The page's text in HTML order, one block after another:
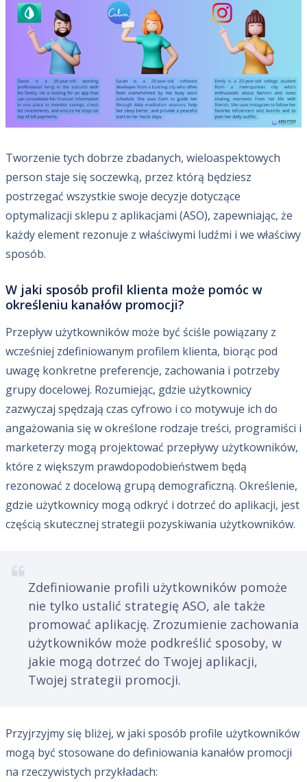
Tworzenie tych dobrze zbadanych, wieloaspektowych
person staje się soczewką, przez którą będziesz
postrzegać wszystkie swoje decyzje dotyczące
optymalizacji sklepu z aplikacjami (ASO), zapewniając, że
każdy element rezonuje z właściwymi ludźmi i we właściwy
sposób.
W jaki sposób profil klienta może pomóc w
określeniu kanałów promocji?
Przepływ użytkowników może być ściśle powiązany z
wcześniej zdefiniowanym profilem klienta, biorąc pod
uwagę konkretne preferencje, zachowania i potrzeby
grupy docelowej. Rozumiejąc, gdzie użytkownicy
zazwyczaj spędzają czas cyfrowo i co motywuje ich do
angażowania się w określone rodzaje treści, programiści i
marketerzy mogą projektować przepływy użytkowników,
które z większym prawdopodobieństwem będą
rezonować z docelową grupą demograficzną. Określenie,
gdzie użytkownicy mogą odkryć i dotrzeć do aplikacji, jest
częścią skutecznej strategii pozyskiwania użytkowników.
Zdefiniowanie profili użytkowników pomoże
nie tylko ustalić strategię ASO, ale także
promować aplikację. Zrozumienie zachowania
użytkowników może podkreślić sposoby, w
jakie mogą dotrzeć do Twojej aplikacji,
Twojej strategii promocji.
Przyjrzyjmy się bliżej, w jaki sposób profile użytkowników
mogą być stosowane do definiowania kanałów promocji
na rzeczywistych przykładach: